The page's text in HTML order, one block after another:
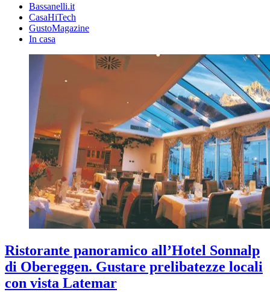
Bassanelli.it
CasaHiTech
GustoMagazine
In casa
Ristorante panoramico all’Hotel Sonnalp
di Obereggen. Gustare prelibatezze locali
con vista Latemar